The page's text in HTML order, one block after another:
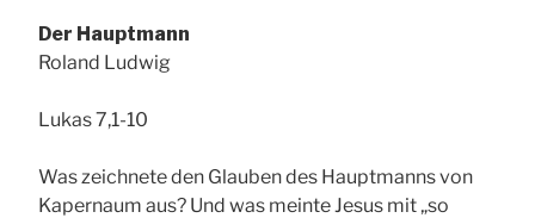
Der Hauptmann
Roland Ludwig
Lukas 7,1-10
Was zeichnete den Glauben des Hauptmanns von
Kapernaum aus? Und was meinte Jesus mit „so